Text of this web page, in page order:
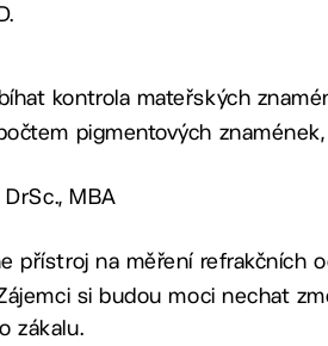
kontrola mateřských
pigmentových
MBA
přístroj na měření refrakčních
si budou moci nechat
zákalu.